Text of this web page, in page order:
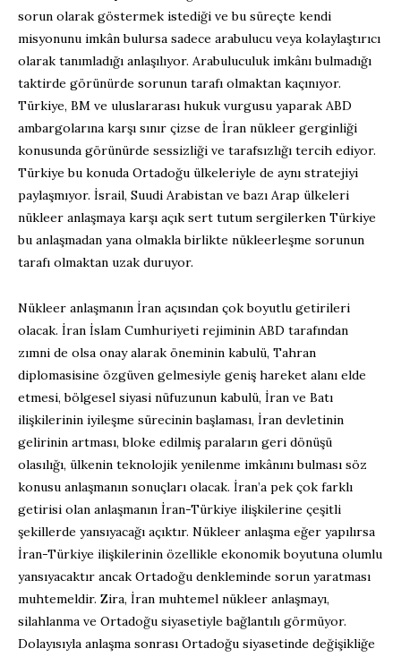
sorun olarak göstermek istediği ve bu süreçte kendi
misyonunu imkân bulursa sadece arabulucu veya kolaylaştırıcı
olarak tanımladığı anlaşılıyor. Arabuluculuk imkânı bulmadığı
taktirde görünürde sorunun tarafı olmaktan kaçınıyor.
Türkiye, BM ve uluslararası hukuk vurgusu yaparak ABD
ambargolarına karşı sınır çizse de İran nükleer gerginliği
konusunda görünürde sessizliği ve tarafsızlığı tercih ediyor.
Türkiye bu konuda Ortadoğu ülkeleriyle de aynı stratejiyi
paylaşmıyor. İsrail, Suudi Arabistan ve bazı Arap ülkeleri
nükleer anlaşmaya karşı açık sert tutum sergilerken Türkiye
bu anlaşmadan yana olmakla birlikte nükleerleşme sorunun
tarafı olmaktan uzak duruyor.
Nükleer anlaşmanın İran açısından çok boyutlu getirileri
olacak. İran İslam Cumhuriyeti rejiminin ABD tarafından
zımni de olsa onay alarak öneminin kabulü, Tahran
diplomasisine özgüven gelmesiyle geniş hareket alanı elde
etmesi, bölgesel siyasi nüfuzunun kabulü, İran ve Batı
ilişkilerinin iyileşme sürecinin başlaması, İran devletinin
gelirinin artması, bloke edilmiş paraların geri dönüşü
olasılığı, ülkenin teknolojik yenilenme imkânını bulması söz
konusu anlaşmanın sonuçları olacak. İran’a pek çok farklı
getirisi olan anlaşmanın İran-Türkiye ilişkilerine çeşitli
şekillerde yansıyacağı açıktır. Nükleer anlaşma eğer yapılırsa
İran-Türkiye ilişkilerinin özellikle ekonomik boyutuna olumlu
yansıyacaktır ancak Ortadoğu denkleminde sorun yaratması
muhtemeldir. Zira, İran muhtemel nükleer anlaşmayı,
silahlanma ve Ortadoğu siyasetiyle bağlantılı görmüyor.
Dolayısıyla anlaşma sonrası Ortadoğu siyasetinde değişikliğe